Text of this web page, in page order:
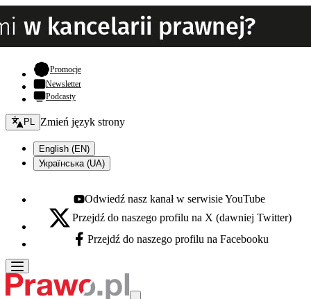
Promocje- otwiera się w nowej karcie
Newsletter
Podcasty
Zmień język - bieżący:
PL Zmień język strony
English (EN)
Українська (UA)
Youtube - otwiera się w nowej karcie
Odwiedź nasz kanał w serwisie YouTube
X - otwiera się w nowej karcie
Przejdź do naszego profilu na X (dawniej Twitter)
Facebook - otwiera się w nowej karcie
Przejdź do naszego profilu na Facebooku